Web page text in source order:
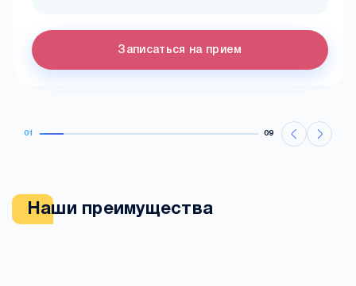
Записаться на прием
01 09
Наши преимущества